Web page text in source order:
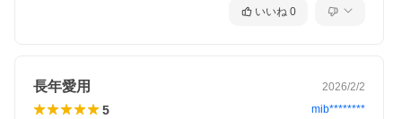
いいね 0
長年愛用 2026/2/2
5 mib********